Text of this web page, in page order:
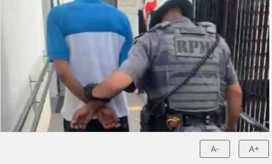
A- A+